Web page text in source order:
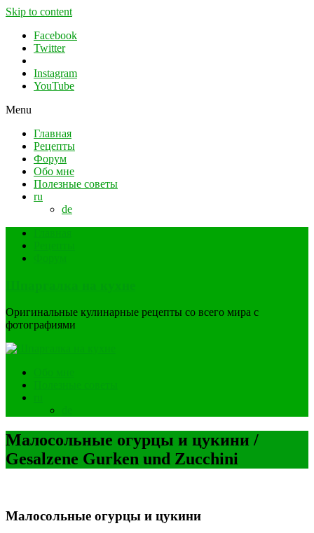
Skip to content
Facebook
Twitter
Instagram
YouTube
Menu
Главная
Рецепты
Форум
Обо мне
Полезные советы
ru
de
Оригинальные кулинарные рецепты со всего мира с
фотографиями
Малосольные огурцы и цукини /
Gesalzene Gurken und Zucchini
Малосольные огурцы и цукини